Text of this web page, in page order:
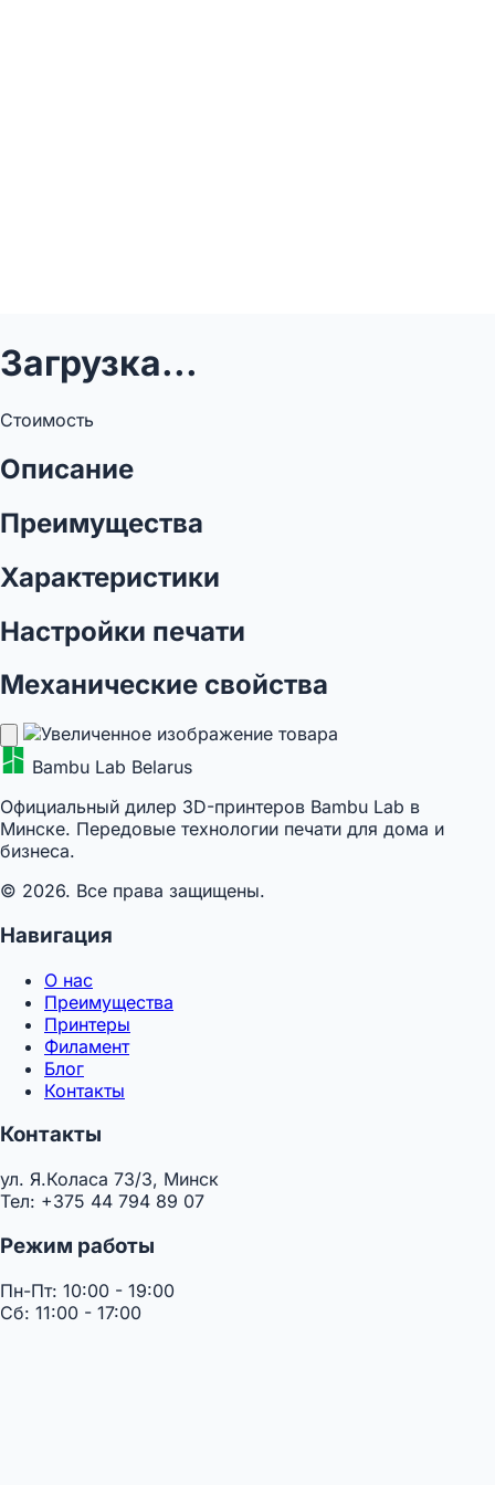
Загрузка...
Стоимость
Описание
Преимущества
Характеристики
Настройки печати
Механические свойства
Bambu Lab Belarus
Официальный дилер 3D-принтеров Bambu Lab в
Минске. Передовые технологии печати для дома и
бизнеса.
© 2026. Все права защищены.
Навигация
О нас
Преимущества
Принтеры
Филамент
Блог
Контакты
Контакты
ул. Я.Коласа 73/3, Минск
Тел: +375 44 794 89 07
Режим работы
Пн-Пт: 10:00 - 19:00
Сб: 11:00 - 17:00